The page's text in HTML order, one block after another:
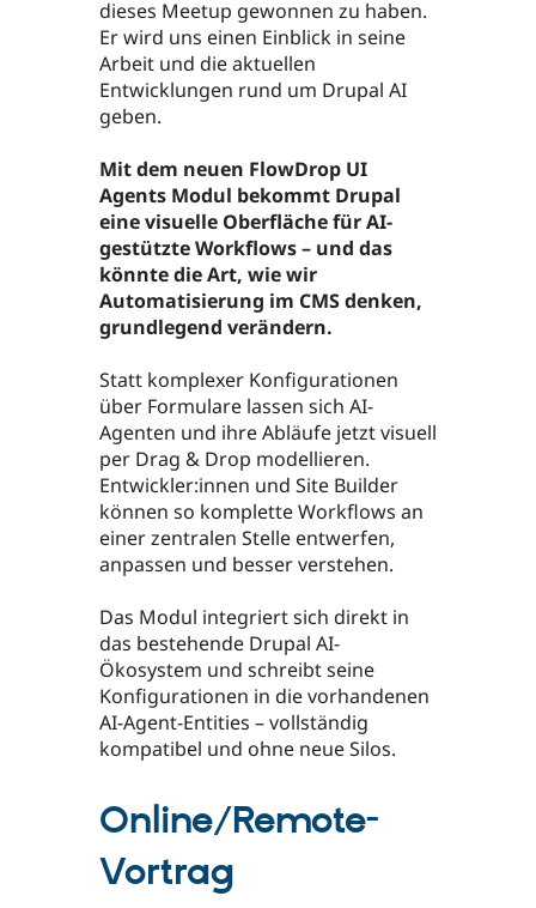
dieses Meetup gewonnen zu haben.
Er wird uns einen Einblick in seine
Arbeit und die aktuellen
Entwicklungen rund um Drupal AI
geben.
Mit dem neuen FlowDrop UI
Agents Modul bekommt Drupal
eine visuelle Oberfläche für AI-
gestützte Workflows – und das
könnte die Art, wie wir
Automatisierung im CMS denken,
grundlegend verändern.
Statt komplexer Konfigurationen
über Formulare lassen sich AI-
Agenten und ihre Abläufe jetzt visuell
per Drag & Drop modellieren.
Entwickler:innen und Site Builder
können so komplette Workflows an
einer zentralen Stelle entwerfen,
anpassen und besser verstehen.
Das Modul integriert sich direkt in
das bestehende Drupal AI-
Ökosystem und schreibt seine
Konfigurationen in die vorhandenen
AI-Agent-Entities – vollständig
kompatibel und ohne neue Silos.
Online/Remote-
Vortrag